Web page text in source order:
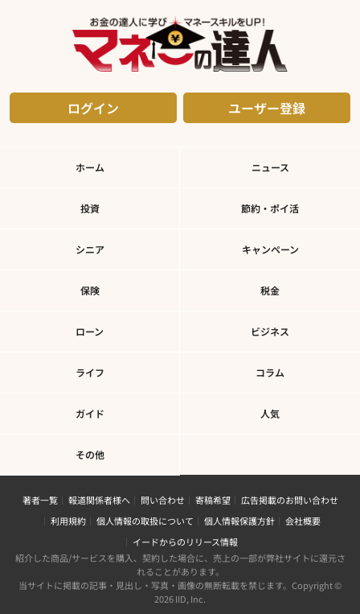
ログイン ユーザー登録
ホーム ニュース
投資 節約・ポイ活
シニア キャンペーン
保険 税金
ローン ビジネス
ライフ コラム
ガイド 人気
その他
著者一覧 報道関係者様へ 問い合わせ 寄稿希望
広告掲載のお問い合わせ
利用規約
個人情報の取扱について 個人情報保護方針
会社概要
イードからのリリース情報
紹介した商品/サービスを購入、契約した場合に、売上の一部が弊社サイトに還元さ
れることがあります。
当サイトに掲載の記事・見出し・写真・画像の無断転載を禁じます。Copyright ©
2026 IID, Inc.